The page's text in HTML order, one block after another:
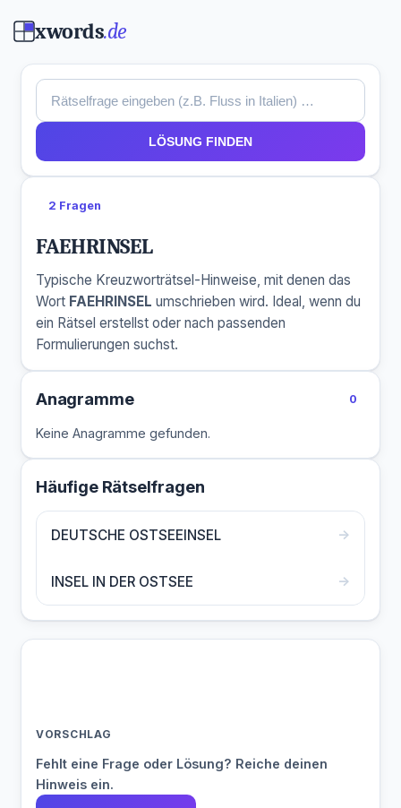
xwords.de
LÖSUNG FINDEN
2 Fragen
FAEHRINSEL
Typische Kreuzworträtsel-Hinweise, mit denen das
Wort FAEHRINSEL umschrieben wird. Ideal, wenn du
ein Rätsel erstellst oder nach passenden
Formulierungen suchst.
Anagramme 0
Keine Anagramme gefunden.
Häufige Rätselfragen
DEUTSCHE OSTSEEINSEL →
INSEL IN DER OSTSEE →
VORSCHLAG
Fehlt eine Frage oder Lösung? Reiche deinen
Hinweis ein.